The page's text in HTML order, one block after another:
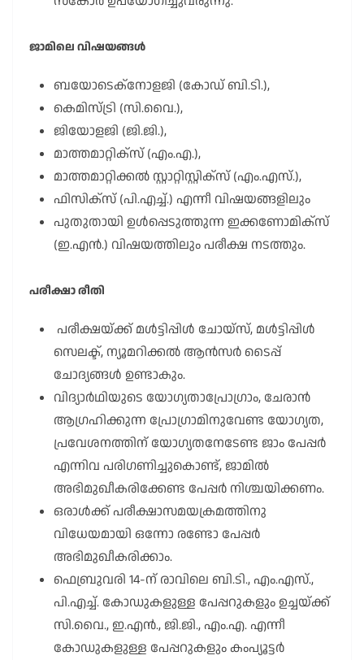
ജാമിലെ വിഷയങ്ങൾ
ബയോടെക്നോളജി (കോഡ് ബി.ടി.),
കെമിസ്ട്രി (സി.വൈ.),
ജിയോളജി (ജി.ജി.),
മാത്തമാറ്റിക്സ് (എം.എ.),
മാത്തമാറ്റിക്കൽ സ്റ്റാറ്റിസ്റ്റിക്സ് (എം.എസ്.),
ഫിസിക്സ് (പി.എച്ച്.) എന്നീ വിഷയങ്ങളിലും
പുതുതായി ഉൾപ്പെടുത്തുന്ന ഇക്കണോമിക്സ്
(ഇ.എൻ.) വിഷയത്തിലും പരീക്ഷ നടത്തും.
പരീക്ഷാ രീതി
പരീക്ഷയ്ക്ക് മൾട്ടിപ്പിൾ ചോയ്സ്, മൾട്ടിപ്പിൾ
സെലക്ട്, ന്യൂമറിക്കൽ ആൻസർ ടൈപ്പ്
ചോദ്യങ്ങൾ ഉണ്ടാകും.
വിദ്യാർഥിയുടെ യോഗ്യതാപ്രോഗ്രാം, ചേരാൻ
ആഗ്രഹിക്കുന്ന പ്രോഗ്രാമിനുവേണ്ട യോഗ്യത,
പ്രവേശനത്തിന് യോഗ്യതനേടേണ്ട ജാം പേപ്പർ
എന്നിവ പരിഗണിച്ചുകൊണ്ട്, ജാമിൽ
അഭിമുഖീകരിക്കേണ്ട പേപ്പർ നിശ്ചയിക്കണം.
ഒരാൾക്ക് പരീക്ഷാസമയക്രമത്തിനു
വിധേയമായി ഒന്നോ രണ്ടോ പേപ്പർ
അഭിമുഖീകരിക്കാം.
ഫെബ്രുവരി 14-ന് രാവിലെ ബി.ടി., എം.എസ്.,
പി.എച്ച്. കോഡുകളുള്ള പേപ്പറുകളും ഉച്ചയ്ക്ക്
സി.വൈ., ഇ.എൻ., ജി.ജി., എം.എ. എന്നീ
കോഡുകളുള്ള പേപ്പറുകളും കംപ്യൂട്ടർ